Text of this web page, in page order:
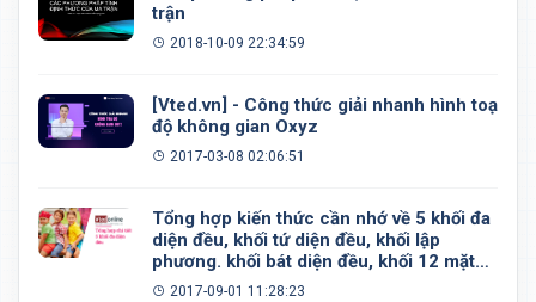
trận
2018-10-09 22:34:59
[Vted.vn] - Công thức giải nhanh hình toạ
độ không gian Oxyz
2017-03-08 02:06:51
Tổng hợp kiến thức cần nhớ về 5 khối đa
diện đều, khối tứ diện đều, khối lập
phương. khối bát diện đều, khối 12 mặt
đều, khối 20 mặt đều
2017-09-01 11:28:23